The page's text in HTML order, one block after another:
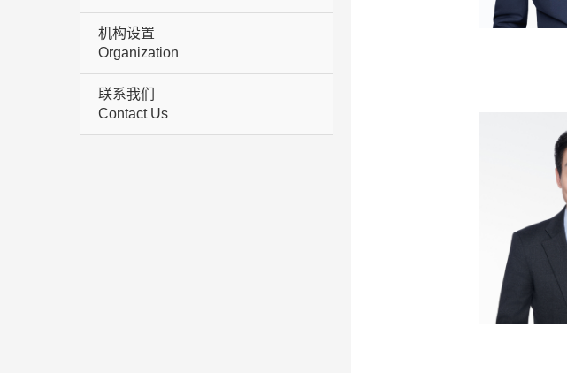
机构设置
Organization
联系我们
Contact Us